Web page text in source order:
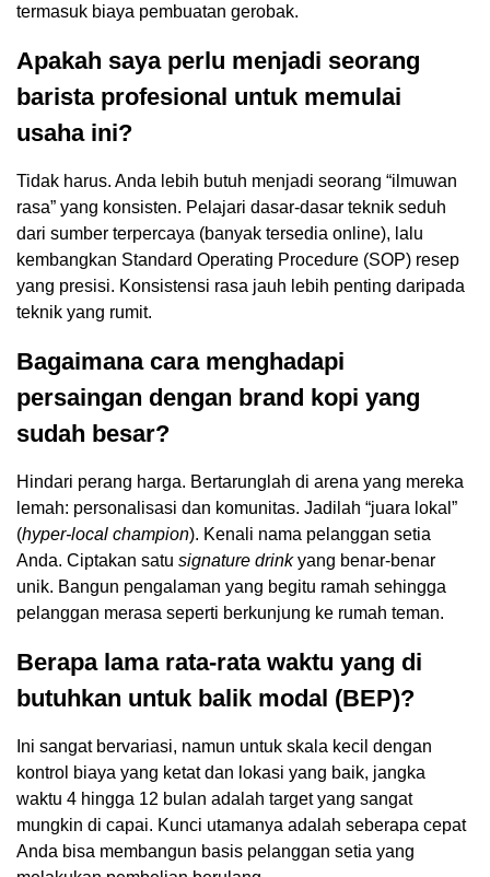
termasuk biaya pembuatan gerobak.
Apakah saya perlu menjadi seorang
barista profesional untuk memulai
usaha ini?
Tidak harus. Anda lebih butuh menjadi seorang “ilmuwan
rasa” yang konsisten. Pelajari dasar-dasar teknik seduh
dari sumber terpercaya (banyak tersedia online), lalu
kembangkan Standard Operating Procedure (SOP) resep
yang presisi. Konsistensi rasa jauh lebih penting daripada
teknik yang rumit.
Bagaimana cara menghadapi
persaingan dengan brand kopi yang
sudah besar?
Hindari perang harga. Bertarunglah di arena yang mereka
lemah: personalisasi dan komunitas. Jadilah “juara lokal”
(hyper-local champion). Kenali nama pelanggan setia
Anda. Ciptakan satu signature drinkyang benar-benar
unik. Bangun pengalaman yang begitu ramah sehingga
pelanggan merasa seperti berkunjung ke rumah teman.
Berapa lama rata-rata waktu yang di
butuhkan untuk balik modal (BEP)?
Ini sangat bervariasi, namun untuk skala kecil dengan
kontrol biaya yang ketat dan lokasi yang baik, jangka
waktu 4 hingga 12 bulan adalah target yang sangat
mungkin di capai. Kunci utamanya adalah seberapa cepat
Anda bisa membangun basis pelanggan setia yang